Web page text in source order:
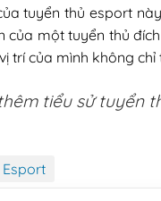
tuyển thủ esport
của một tuyển thủ
trí của mình không
tiểu sử tuyển
Esport